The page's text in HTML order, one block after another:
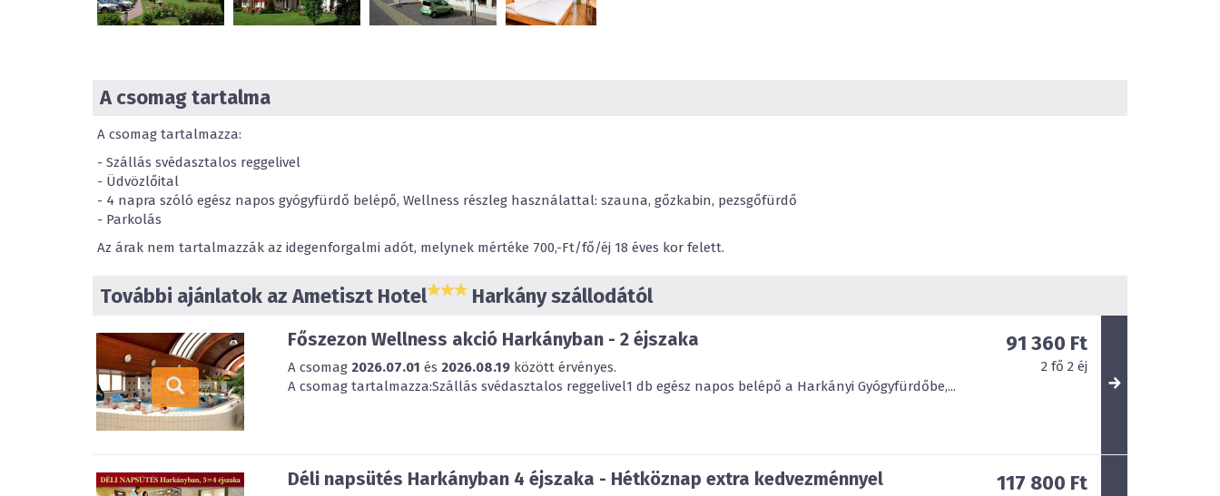
A csomag tartalma
A csomag tartalmazza:
- Szállás svédasztalos reggelivel
- Üdvözlőital
- 4 napra szóló egész napos gyógyfürdő belépő, Wellness részleg használattal: szauna, gőzkabin, pezsgőfürdő
- Parkolás
Az árak nem tartalmazzák az idegenforgalmi adót, melynek mértéke 700,-Ft/fő/éj 18 éves kor felett.
További ajánlatok az Ametiszt Hotel Harkány szállodától
Főszezon Wellness akció Harkányban - 2 éjszaka
A csomag 2026.07.01 és 2026.08.19 között érvényes.
A csomag tartalmazza:Szállás svédasztalos reggelivel1 db egész napos belépő a Harkányi Gyógyfürdőbe,...
91 360 Ft
2 fő 2 éj
Déli napsütés Harkányban 4 éjszaka - Hétköznap extra kedvezménnyel 117 800 Ft